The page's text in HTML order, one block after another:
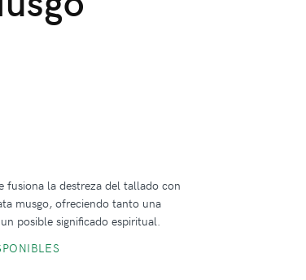
fusiona la destreza del tallado con
musgo, ofreciendo tanto una
posible significado espiritual.